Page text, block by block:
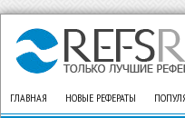
ГЛАВНАЯ НОВЫЕ РЕФЕРАТЫ